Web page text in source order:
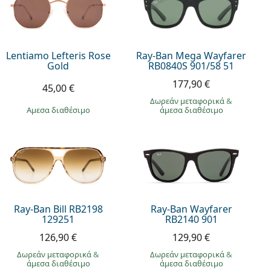
Lentiamo Lefteris Rose
Gold
45,00 €
άμεσα διαθέσιμο
Ray-Ban Mega Wayfarer
RB0840S 901/58 51
177,90 €
Δωρεάν μεταφορικά&
άμεσα διαθέσιμο
Ray-Ban Bill RB2198
129251
126,90 €
Δωρεάν μεταφορικά&
άμεσα διαθέσιμο
Ray-Ban Wayfarer
RB2140 901
129,90 €
Δωρεάν μεταφορικά&
άμεσα διαθέσιμο